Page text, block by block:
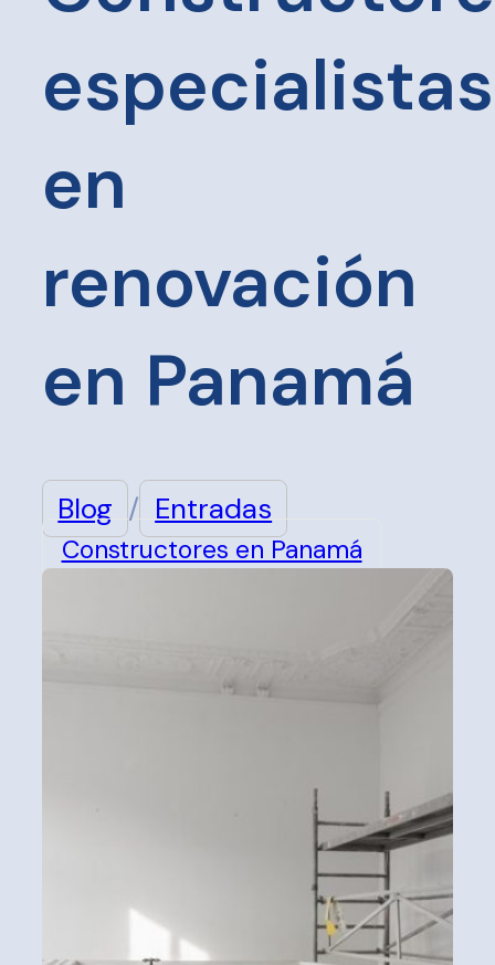
especialistas
en
renovación
en Panamá
Blog / Entradas
Constructores en Panamá